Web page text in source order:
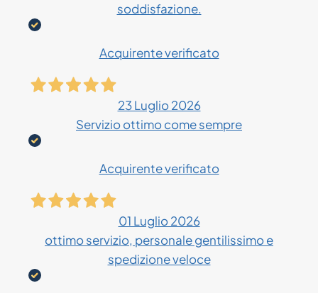
soddisfazione.
Acquirente verificato
23 Luglio 2026
Servizio ottimo come sempre
Acquirente verificato
01 Luglio 2026
ottimo servizio, personale gentilissimo e
spedizione veloce